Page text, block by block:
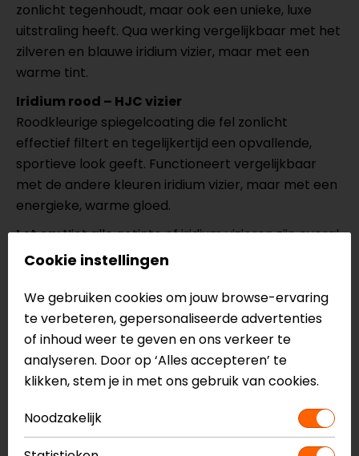
zonlicht tegenhoudt, maar ook een unieke, luxe
uitstraling heeft. Qua werking vergelijkbaar met het
zilveren en blauwe iridium vizier, maar met een
warme tint.
Iridium rood – HJC vizier
Roodkleurige spiegelcoating die fel zonlicht
effectief filtert en tegelijkertijd een opvallende,
sportieve look geeft. Functioneert vergelijkbaar
met de andere kleuren iridium vizier, maar met een
energieke, warme gloed.
Let op:Niet alle getinte of iridium vizieren zijn overal
goedgekeurd voor gebruik op de openbare weg
donker.
Onderhoud van het vizier
Schoonmaken: Gebruik lauwwarm water en een
voorzichtig te verwijderen. Vermijd agressieve
schoonmaakmiddelen, omdat deze de coating
Cookie instellingen
We gebruiken cookies om jouw browse-ervaring
te verbeteren, gepersonaliseerde advertenties
of inhoud weer te geven en ons verkeer te
analyseren. Door op ‘Alles accepteren’ te
klikken, stem je in met ons gebruik van cookies.
Noodzakelijk